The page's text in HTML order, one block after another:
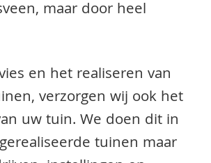
maar door heel
en het realiseren van
verzorgen wij ook het
uw tuin. We doen dit in
tuinen maar